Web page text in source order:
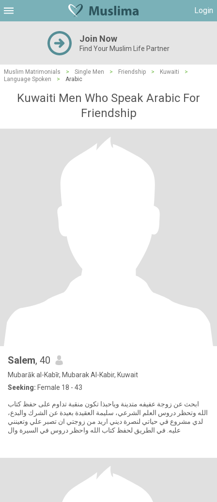
Login
Join Now
Find Your Muslim Life Partner
Muslim Matrimonials > Single Men > Friendship > Kuwaiti
>
Language Spoken
> Arabic
Kuwaiti Men Who Speak Arabic For
Friendship
Salem, 40
Mubarāk al-Kabīr, Mubarak Al-Kabir, Kuwait
Seeking: Female 18 - 43
ابحث عن زوجة عفيفه متدينة وياحبذا تكون منقبة تداوم على حفظ كتاب
الله وتحظر دروس العلم الشرعي، سليمة العقيدة بعيدة عن الشرك والبدع،
لدي مشروع في حياتي لنصرة ديني اريد من زوجتي ان تصبر علي وتعينني
عليه. في الطريق لحفظ كتاب الله واحظر دروس في السيرة وال